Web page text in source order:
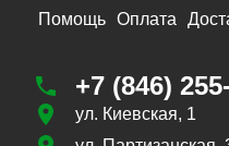
Помощь Оплата
+7 (846)
ул. Киевская, 1